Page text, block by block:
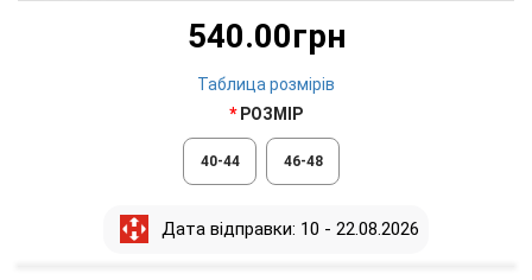
540.00грн
Таблица розмірів
РОЗМІР
40-44 46-48
Дата відправки: 10 - 22.08.2026